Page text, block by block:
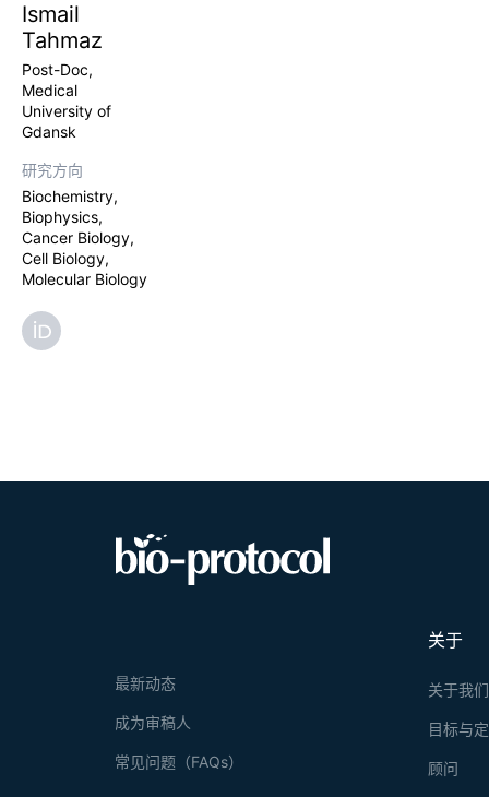
Ismail
Tahmaz
Post-Doc,
Medical
University of
Gdansk
研究方向
Biochemistry,
Biophysics,
Cancer Biology,
Cell Biology,
Molecular Biology
关于
关于我们
目标与
顾问
最新动态
成为审稿人
常见问题（FAQs）